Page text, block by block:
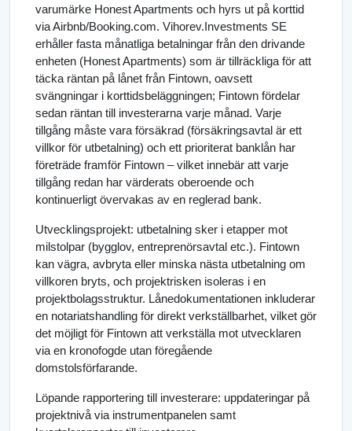
varumärke Honest Apartments och hyrs ut på korttid
via Airbnb/Booking.com. Vihorev.Investments SE
erhåller fasta månatliga betalningar från den drivande
enheten (Honest Apartments) som är tillräckliga för att
täcka räntan på lånet från Fintown, oavsett
svängningar i korttidsbeläggningen; Fintown fördelar
sedan räntan till investerarna varje månad. Varje
tillgång måste vara försäkrad (försäkringsavtal är ett
villkor för utbetalning) och ett prioriterat banklån har
företräde framför Fintown – vilket innebär att varje
tillgång redan har värderats oberoende och
kontinuerligt övervakas av en reglerad bank.
Utvecklingsprojekt: utbetalning sker i etapper mot
milstolpar (bygglov, entreprenörsavtal etc.). Fintown
kan vägra, avbryta eller minska nästa utbetalning om
villkoren bryts, och projektrisken isoleras i en
projektbolagsstruktur. Lånedokumentationen inkluderar
en notariatshandling för direkt verkställbarhet, vilket gör
det möjligt för Fintown att verkställa mot utvecklaren
via en kronofogde utan föregående
domstolsförfarande.
Löpande rapportering till investerare: uppdateringar på
projektnivå via instrumentpanelen samt